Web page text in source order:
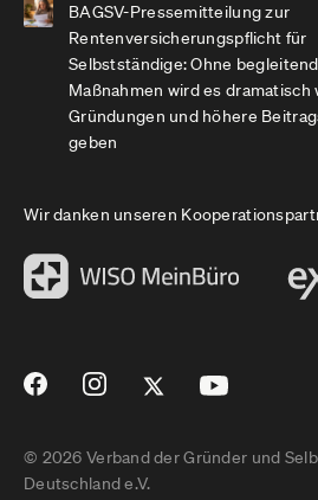
BAGSV-Pressemitteilung zur
Rentenversicherungspflicht für
Selbstständige: Ohne
Maßnahmen wird es dramatisch
Gründungen und höhere
geben
Wir danken unseren
© 2026 Verband der Gründer und
Deutschland e.V.